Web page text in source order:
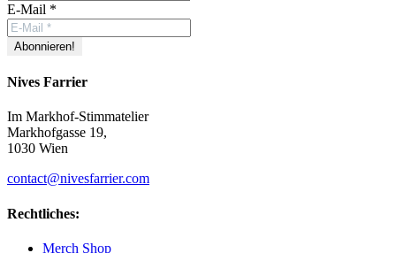
E-Mail *
Nives Farrier
Im Markhof-Stimmatelier
Markhofgasse 19,
1030 Wien
contact@nivesfarrier.com
Rechtliches:
Merch Shop